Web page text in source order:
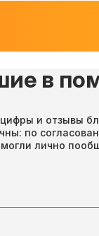
в
и отзывы
по
лично